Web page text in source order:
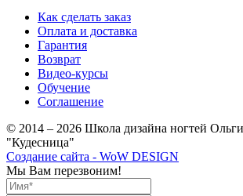
Как сделать заказ
Оплата и доставка
Гарантия
Возврат
Видео-курсы
Обучение
Соглашение
© 2014 – 2026 Школа дизайна ногтей
"Кудесница"
Создание сайта - WoW DESIGN
Мы Вам перезвоним!